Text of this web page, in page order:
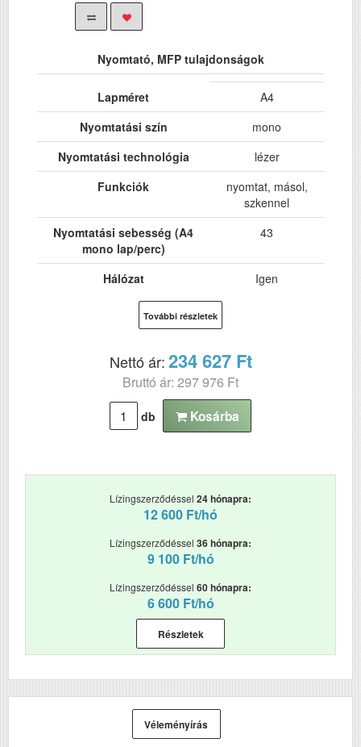
Nyomtató, MFP tulajdonságok
Lapméret
A4
Nyomtatási szín
mono
Nyomtatási technológia
lézer
Funkciók
nyomtat, másol,
szkennel
Nyomtatási sebesség (A4
mono lap/perc)
43
Hálózat
Igen
Kétoldalas, duplex
nyomtatás
ADF (automatikus
lapolvasó)
elkészítési ideje (mp)
Papírkapacitás
Felbontás (dpi)
Papírsúly g/m2
60-120
Havi terhelhetőség
Tömeg (kg)
19.8
Méretek (ma x szé x mé mm)
További részletek
Nettó ár:234 627 Ft
Bruttó ár: 297 976 Ft
db Kosárba
Lízingszerződéssel 24 hónapra:
12 600 Ft/hó
Lízingszerződéssel 36 hónapra:
9 100 Ft/hó
Lízingszerződéssel 60 hónapra:
6 600 Ft/hó
Részletek
Véleményírás